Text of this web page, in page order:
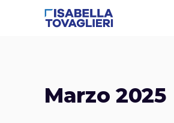
Marzo 2025